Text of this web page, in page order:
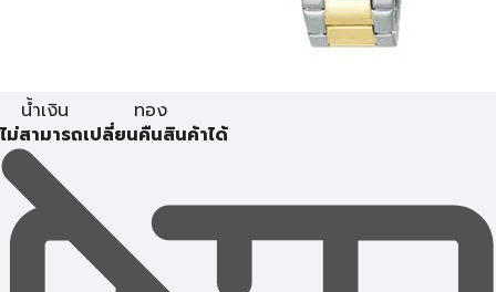
น้ำเงิน
ทอง
ไม่สามารถเปลี่ยนคืนสินค้าได้